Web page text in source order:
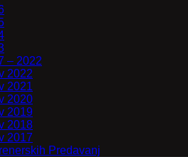
– 2022
2022
2021
2020
2019
2018
2017
Predavanj